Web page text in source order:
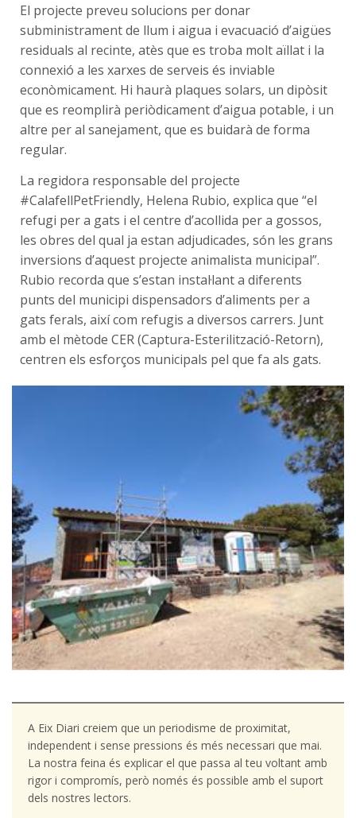
El projecte preveu solucions per donar
subministrament de llum i aigua i evacuació d’aigües
residuals al recinte, atès que es troba molt aïllat i la
connexió a les xarxes de serveis és inviable
econòmicament. Hi haurà plaques solars, un dipòsit
que es reomplirà periòdicament d’aigua potable, i un
altre per al sanejament, que es buidarà de forma
regular.
La regidora responsable del projecte
#CalafellPetFriendly, Helena Rubio, explica que “el
refugi per a gats i el centre d’acollida per a gossos,
les obres del qual ja estan adjudicades, són les grans
inversions d’aquest projecte animalista municipal”.
Rubio recorda que s’estan instal·lant a diferents
punts del municipi dispensadors d’aliments per a
gats ferals, així com refugis a diversos carrers. Junt
amb el mètode CER (Captura-Esterilització-Retorn),
centren els esforços municipals pel que fa als gats.
A Eix Diari creiem que un periodisme de proximitat,
independent i sense pressions és més necessari que mai.
La nostra feina és explicar el que passa al teu voltant amb
rigor i compromís, però només és possible amb el suport
dels nostres lectors.